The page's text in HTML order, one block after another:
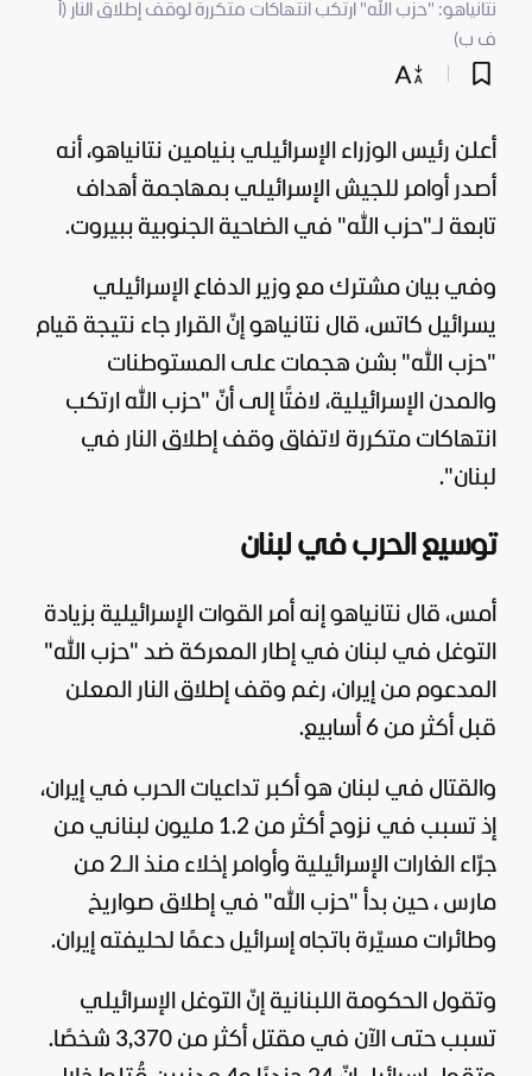
نتانياهو: "حزب الله" ارتكب انتهاكات متكررة لوقف إطلاق النار (أ
ف ب)
أعلن رئيس الوزراء الإسرائيلي بنيامين نتانياهو، أنه
أصدر أوامر للجيش الإسرائيلي بمهاجمة أهداف
تابعة لـ"حزب الله" في الضاحية الجنوبية ببيروت.
وفي بيان مشترك مع وزير الدفاع الإسرائيلي
يسرائيل كاتس، قال نتانياهو إنّ القرار جاء نتيجة قيام
"حزب الله" بشن هجمات على المستوطنات
والمدن الإسرائيلية، لافتًا إلى أنّ "حزب الله ارتكب
انتهاكات متكررة لاتفاق وقف إطلاق النار في
لبنان".
توسيع الحرب في لبنان
أمس، قال نتانياهو إنه أمر القوات الإسرائيلية بزيادة
التوغل في لبنان في إطار المعركة ضد "حزب الله"
المدعوم من إيران، رغم وقف إطلاق النار المعلن
قبل أكثر من 6 أسابيع.
والقتال في لبنان هو أكبر تداعيات الحرب في إيران،
إذ تسبب في نزوح أكثر من 1.2 مليون لبناني من
جرّاء الغارات الإسرائيلية وأوامر إخلاء منذ الـ2 من
مارس ، حين بدأ "حزب الله" في إطلاق صواريخ
وطائرات مسيّرة باتجاه إسرائيل دعمًا لحليفته إيران.
وتقول الحكومة اللبنانية إنّ التوغل الإسرائيلي
تسبب حتى الآن في مقتل أكثر من 3,370 شخصًا.